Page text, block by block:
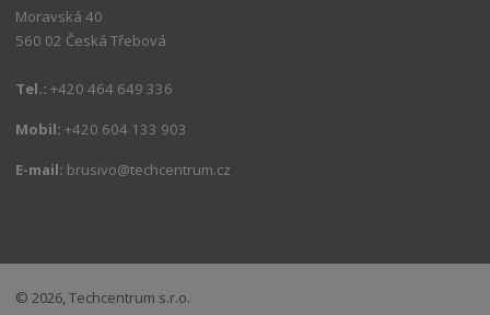
Moravská 40
560 02 Česká Třebová
Tel.: +420 464 649 336
Mobil: +420 604 133 903
E-mail: brusivo@techcentrum.cz
© 2026, Techcentrum s.r.o.